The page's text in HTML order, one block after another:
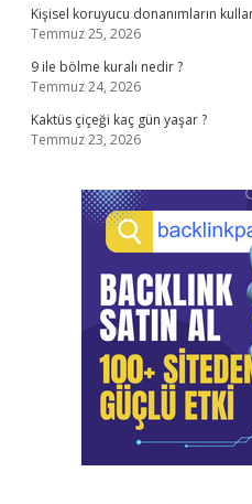
Kişisel koruyucu donanımların
Temmuz 25, 2026
9 ile bölme kuralı nedir ?
Temmuz 24, 2026
Kaktüs çiçeği kaç gün yaşar ?
Temmuz 23, 2026